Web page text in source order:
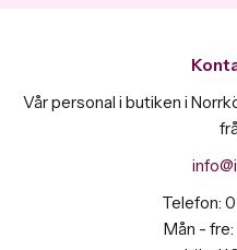
Vår personal i butiken i
Telefon:
Mån - fre: